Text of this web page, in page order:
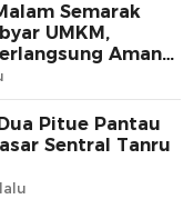
Semarak
UMKM,
Aman
Pitue Pantau
Sentral Tanru